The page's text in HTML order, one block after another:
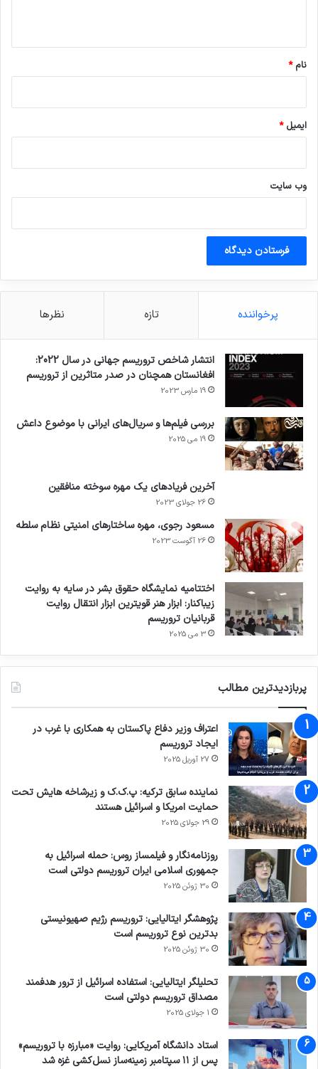
نام*
ایمیل*
وب‌ سایت
پرخواننده تازه نظرها
انتشار شاخص تروریسم جهانی در سال 2022:
افغانستان همچنان در صدر متاثرین از تروریسم
19 مارس 2023
بررسی فیلم‌ها و سریال‌های ایرانی با موضوع داعش
19 می 2025
آخرین فریادهای یک مهره سوخته منافقین
26 جولای 2023
مسعود رجوی، مهره ساختارهای امنیتی نظام سلطه
26 آگوست 2023
اختتامیه نمایشگاه حقوق بشر در سایه به روایت
زیباکنار: ابزار هنر قویترین ابزار انتقال روایت
قربانیان تروریسم
3 می 2025
پربازدیدترین مطالب
اعتراف وزیر دفاع پاکستان به همکاری با غرب در
ایجاد تروریسم
27 آوریل 2025
نماینده سابق ترکیه: پ.ک.ک و زیرشاخه هایش تحت
حمایت امریکا و اسرائیل هستند
29 جولای 2025
روزنامه‌نگار و فیلمساز روس: حمله اسرائیل به
جمهوری اسلامی ایران تروریسم دولتی است
30 ژوئن 2025
پژوهشگر ایتالیایی: تروریسم رژیم صهیونیستی
بدترین نوع تروریسم است
30 ژوئن 2025
تحلیلگر ایتالیایی: استفاده اسرائیل از ترور هدفمند
مصداق تروریسم دولتی است
1 جولای 2025
استاد دانشگاه آمریکایی: روایت «مبارزه با تروریسم»
پس از ۱۱ سپتامبر زمینه‌ساز نسل‌کشی غزه شد